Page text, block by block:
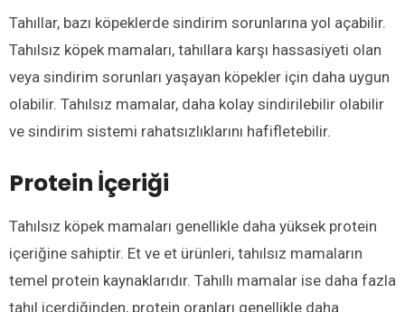
Tahıllar, bazı köpeklerde sindirim sorunlarına yol açabilir.
Tahılsız köpek mamaları, tahıllara karşı hassasiyeti olan
veya sindirim sorunları yaşayan köpekler için daha uygun
olabilir. Tahılsız mamalar, daha kolay sindirilebilir olabilir
ve sindirim sistemi rahatsızlıklarını hafifletebilir.
Protein İçeriği
Tahılsız köpek mamaları genellikle daha yüksek protein
içeriğine sahiptir. Et ve et ürünleri, tahılsız mamaların
temel protein kaynaklarıdır. Tahıllı mamalar ise daha fazla
tahıl içerdiğinden, protein oranları genellikle daha